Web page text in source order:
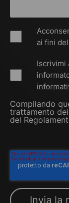
ai fini
Iscrivimi
Compilando
trattamento dei
del